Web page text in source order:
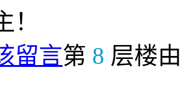
！
留言第 8 层楼由